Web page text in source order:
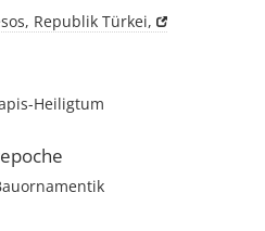
Republik Türkei,
Heiligtum